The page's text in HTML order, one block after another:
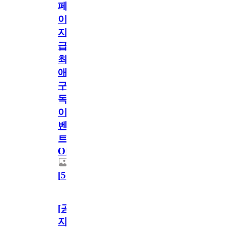
페
이
지
급!
최
애
구
독
이
벤
트
OPEN!
[5]
[공
지]